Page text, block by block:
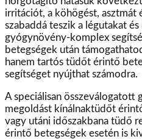
irritációt, a köhögést, asztmát
szabaddá teszik a légutakat
gyógynövény-komplex
betegségek után
hanem tartós tüdőt érintő
segítséget nyújthat számodra.
A speciálisan összeválogatott
megoldást kínálnaktüdőt
vagy utáni időszakbana tüdő
érintő betegségek esetén is